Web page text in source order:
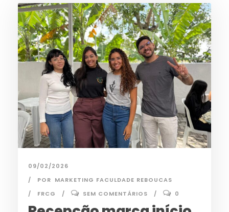
09/02/2026
POR MARKETING FACULDADE REBOUCAS
FRCG
SEM COMENTÁRIOS 0